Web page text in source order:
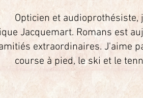
Opticien et
Jacquemart. Romans est
extraordinaires. J'aime
course à pied, le ski et le